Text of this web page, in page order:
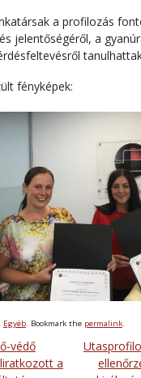
a profilozás
jelentőségéről, a
fényképek:
Egyéb. Bookmark the permalink.
védő
a